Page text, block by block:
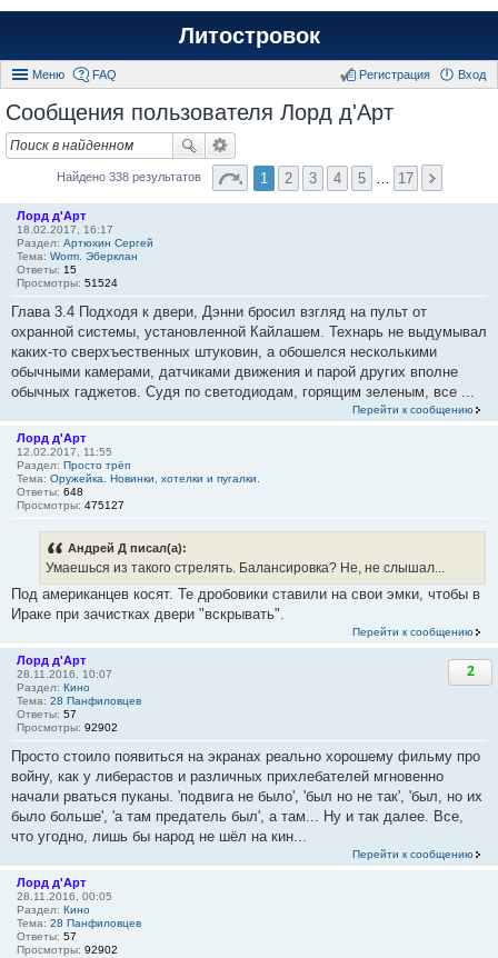
Литостровок
Меню FAQ Вход
Регистрация
Сообщения пользователя Лорд д'Арт
Найдено 338 результатов 1 2 3 4 5 17
Лорд д'Арт
18.02.2017, 16:17
Раздел: Артюхин Сергей
Тема: Worm. Эберклан
Ответы: 15
Просмотры: 51524
Глава 3.4 Подходя к двери, Дэнни бросил взгляд на пульт от
охранной системы, установленной Кайлашем. Технарь не выдумывал
каких-то сверхъественных штуковин, а обошелся несколькими
обычными камерами, датчиками движения и парой других вполне
обычных гаджетов. Судя по светодиодам, горящим зеленым, все ...
Перейти к сообщению
Лорд д'Арт
12.02.2017, 11:55
Раздел: Просто трёп
Тема: Оружейка. Новинки, хотелки и пугалки.
Ответы: 648
Просмотры: 475127
Андрей Д писал(а):
Умаешься из такого стрелять. Балансировка? Не, не слышал...
Под американцев косят. Те дробовики ставили на свои эмки, чтобы в
Ираке при зачистках двери "вскрывать".
Перейти к сообщению
Лорд д'Арт
28.11.2016, 10:07
Раздел: Кино
Тема: 28 Панфиловцев
Ответы: 57
Просмотры: 92902
2
Просто стоило появиться на экранах реально хорошему фильму про
войну, как у либерастов и различных прихлебателей мгновенно
начали рваться пуканы. 'подвига не было', 'был но не так', 'был, но их
было больше', 'а там предатель был', а там... Ну и так далее. Все,
что угодно, лишь бы народ не шёл на кин...
Перейти к сообщению
Лорд д'Арт
28.11.2016, 00:05
Раздел: Кино
Тема: 28 Панфиловцев
Ответы: 57
Просмотры: 92902